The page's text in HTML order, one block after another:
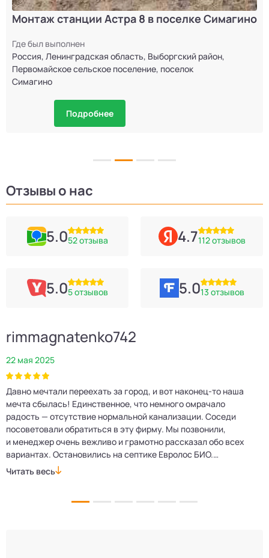
Монтаж станции Астра 8 в поселке Симагино
Где был выполнен
Россия, Ленинградская область, Выборгский район,
Первомайское сельское поселение, поселок
Симагино
Подробнее
Отзывы о нас
5.052 отзыва 4.7112 отзывов
5.05 отзывов 5.013 отзывов
rimmagnatenko742
22 мая 2025
Давно мечтали переехать за город, и вот наконец‑то наша
мечта сбылась! Единственное, что немного омрачало
радость — отсутствие нормальной канализации. Соседи
посоветовали обратиться в эту фирму. Мы позвонили,
и менеджер очень вежливо и грамотно рассказал обо всех
вариантах. Остановились на септике Евролос БИО.
Монтажники приехали вовремя, установили всё быстро
Читать весь